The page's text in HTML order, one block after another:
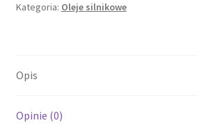
HP
MA2
(AKC)
Kategoria: Oleje silnikowe
Opis
Opinie (0)